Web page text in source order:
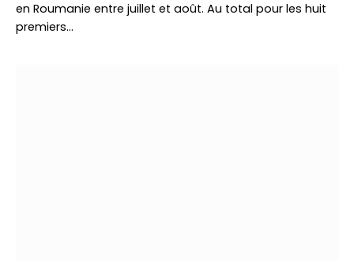
en Roumanie entre juillet et août. Au total pour les huit
premiers…